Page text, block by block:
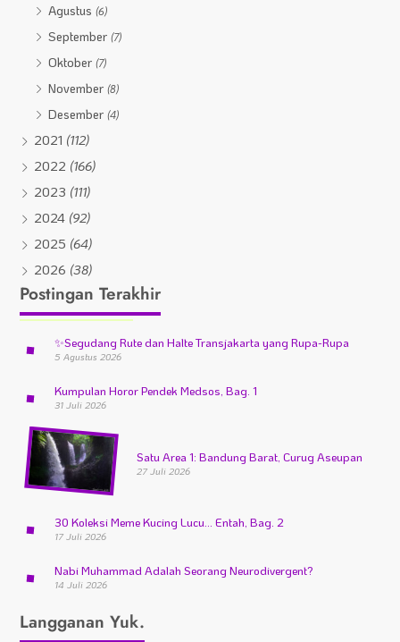
Agustus(6)
September(7)
Oktober(7)
November(8)
Desember(4)
2021 (112)
2022 (166)
2023 (111)
2024 (92)
2025 (64)
2026 (38)
Postingan Terakhir
✨Segudang Rute dan Halte Transjakarta yang Rupa-Rupa
5 Agustus 2026
Kumpulan Horor Pendek Medsos, Bag. 1
31 Juli 2026
Satu Area 1: Bandung Barat, Curug Aseupan
27 Juli 2026
30 Koleksi Meme Kucing Lucu… Entah, Bag. 2
17 Juli 2026
Nabi Muhammad Adalah Seorang Neurodivergent?
14 Juli 2026
Langganan Yuk.